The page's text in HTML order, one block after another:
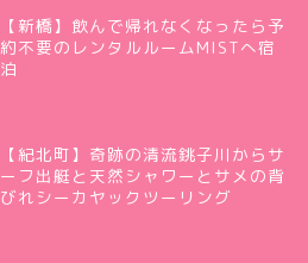
【新橋】飲んで帰れなくなったら予
約不要のレンタルルームMISTへ宿
泊
【紀北町】奇跡の清流銚子川からサ
ーフ出艇と天然シャワーとサメの背
びれシーカヤックツーリング